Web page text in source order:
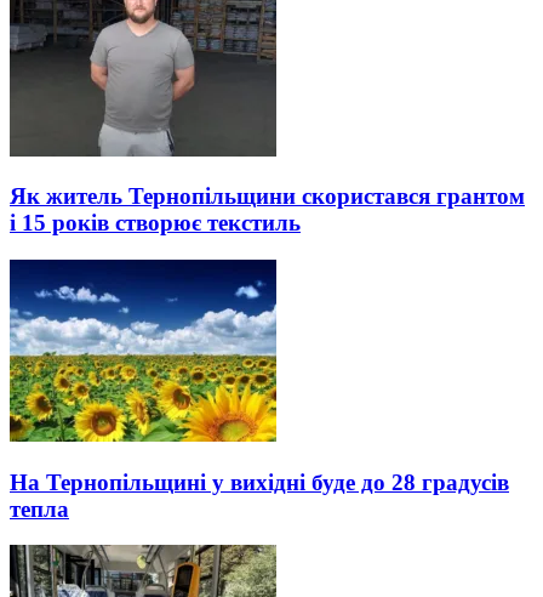
Як житель Тернопільщини скористався грантом
і 15 років створює текстиль
На Тернопільщині у вихідні буде до 28 градусів
тепла